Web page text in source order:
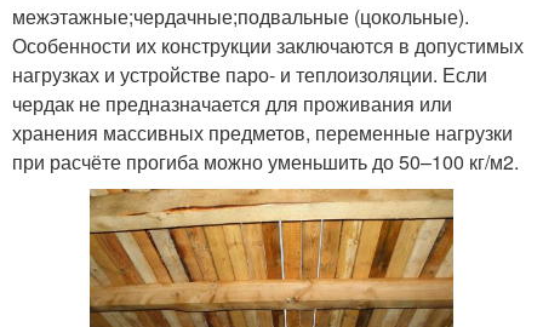
межэтажные;чердачные;подвальные (цокольные).
Особенности их конструкции заключаются в допустимых
нагрузках и устройстве паро- и теплоизоляции. Если
чердак не предназначается для проживания или
хранения массивных предметов, переменные нагрузки
при расчёте прогиба можно уменьшить до 50–100 кг/м2.